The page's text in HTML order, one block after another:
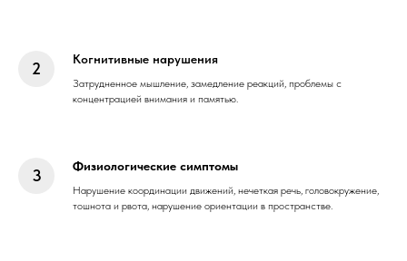
Когнитивные нарушения
Затрудненное мышление, замедление реакций, проблемы с
концентрацией внимания и памятью.
Физиологические симптомы
Нарушение координации движений, нечеткая речь, головокружение,
тошнота и рвота, нарушение ориентации в пространстве.